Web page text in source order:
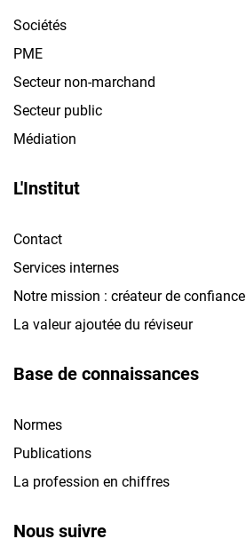
Sociétés
PME
Secteur non-marchand
Secteur public
Médiation
L'Institut
Contact
Services internes
Notre mission : créateur de confiance
La valeur ajoutée du réviseur
Base de connaissances
Normes
Publications
La profession en chiffres
Nous suivre